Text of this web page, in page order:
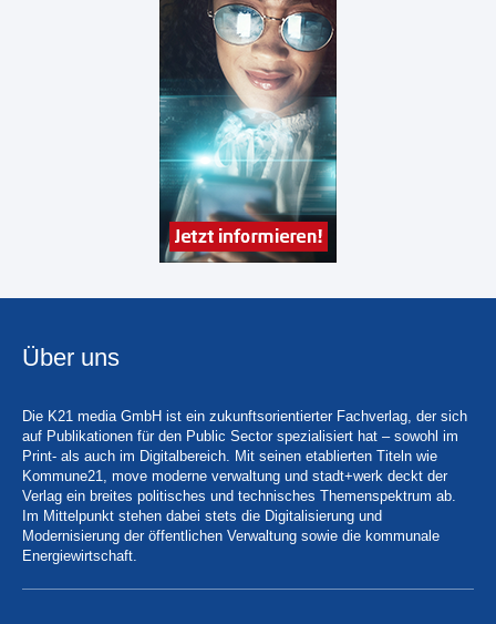
Über uns
Die K21 media GmbH ist ein zukunftsorientierter Fachverlag, der sich
auf Publikationen für den Public Sector spezialisiert hat – sowohl im
Print- als auch im Digitalbereich. Mit seinen etablierten Titeln wie
Kommune21, move moderne verwaltung und stadt+werk deckt der
Verlag ein breites politisches und technisches Themenspektrum ab.
Im Mittelpunkt stehen dabei stets die Digitalisierung und
Modernisierung der öffentlichen Verwaltung sowie die kommunale
Energiewirtschaft.